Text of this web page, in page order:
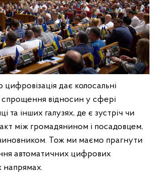
цифровізація дає колосальні
спрощення відносин у сфері
та інших галузях, де є зустріч чи
між громадянином і посадовцем,
Тож ми маємо прагнути
автоматичних цифрових
напрямах.